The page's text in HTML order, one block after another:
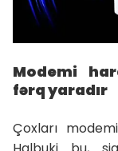
Modemi
fərq yaradır
Çoxları